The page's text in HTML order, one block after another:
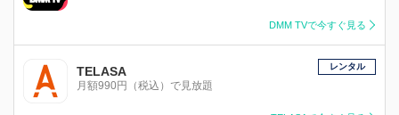
DMM TVで今すぐ見る
TELASA
月額990円（税込）で見放題
レンタル